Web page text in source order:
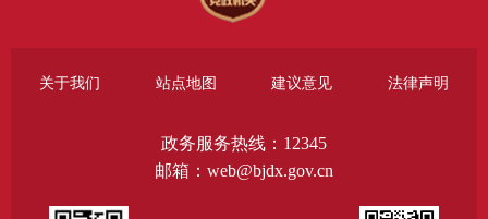
关于我们 站点地图 建议意见 法律声明
政务服务热线：12345
邮箱：web@bjdx.gov.cn